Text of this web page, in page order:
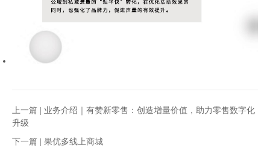
上一篇 | 业务介绍｜有赞新零售：创造增量价值，助力零售数字化
升级
下一篇 | 果优多线上商城